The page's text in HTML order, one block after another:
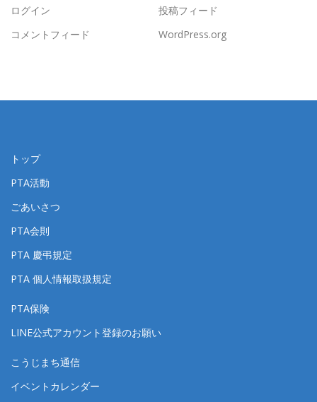
ログイン
投稿フィード
コメントフィード
WordPress.org
トップ
PTA活動
ごあいさつ
PTA会則
PTA 慶弔規定
PTA 個人情報取扱規定
PTA保険
LINE公式アカウント登録のお願い
こうじまち通信
イベントカレンダー